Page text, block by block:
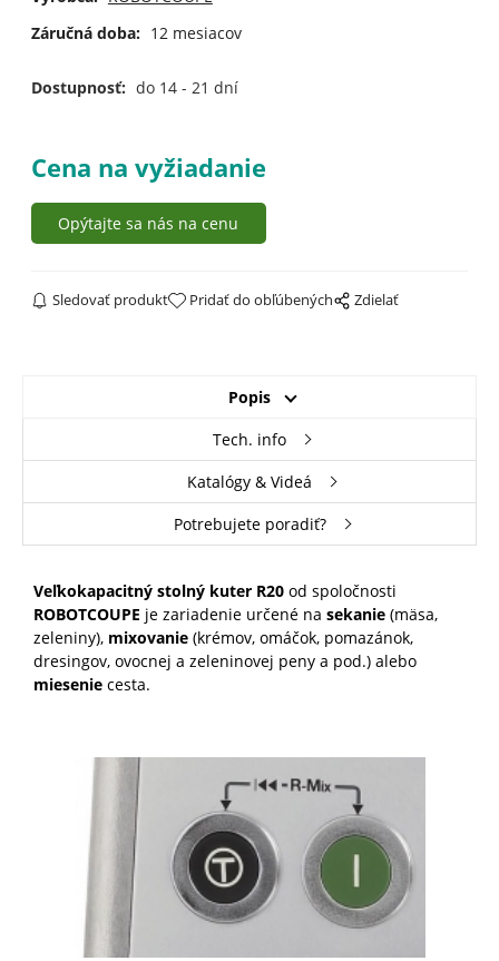
Záručná doba: 12 mesiacov
Dostupnosť: do 14 - 21 dní
Cena na vyžiadanie
Opýtajte sa nás na cenu
Sledovať produkt Pridať do obľúbených Zdielať
Popis
Tech. info
Katalógy & Videá
Potrebujete poradiť?
Veľkokapacitný stolný kuter R20 od spoločnosti
ROBOTCOUPE je zariadenie určené na sekanie(mäsa,
zeleniny), mixovanie(krémov, omáčok, pomazánok,
dresingov, ovocnej a zeleninovej peny a pod.) alebo
mieseniecesta.